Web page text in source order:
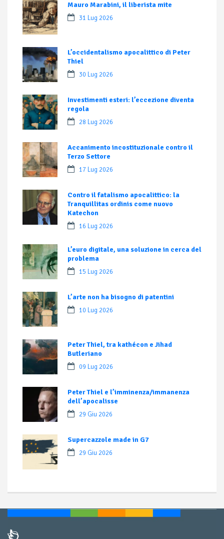
Mauro Marabini, il liberista mite
31 Lug 2026
L’occidentalismo apocalittico di Peter
Thiel
30 Lug 2026
Investimenti esteri: l’eccezione diventa
regola
28 Lug 2026
Accanimento incostituzionale contro il
Terzo Settore
17 Lug 2026
Contro il fatalismo apocalittico: la
Tranquillitas ordinis come nuovo
Katechon
16 Lug 2026
L’euro digitale, una soluzione in cerca del
problema
15 Lug 2026
L’arte non ha bisogno di patentini
10 Lug 2026
Peter Thiel, tra kathécon e Jihad
Butleriano
09 Lug 2026
Peter Thiel e l’imminenza/immanenza
dell’apocalisse
29 Giu 2026
Supercazzole made in G7
29 Giu 2026